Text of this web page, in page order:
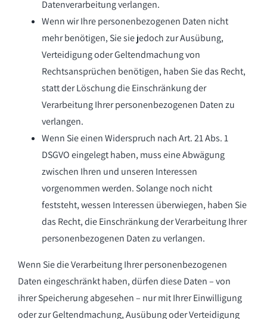
Datenverarbeitung verlangen.
Wenn wir Ihre personenbezogenen Daten nicht
mehr benötigen, Sie sie jedoch zur Ausübung,
Verteidigung oder Geltendmachung von
Rechtsansprüchen benötigen, haben Sie das Recht,
statt der Löschung die Einschränkung der
Verarbeitung Ihrer personenbezogenen Daten zu
verlangen.
Wenn Sie einen Widerspruch nach Art. 21 Abs. 1
DSGVO eingelegt haben, muss eine Abwägung
zwischen Ihren und unseren Interessen
vorgenommen werden. Solange noch nicht
feststeht, wessen Interessen überwiegen, haben Sie
das Recht, die Einschränkung der Verarbeitung Ihrer
personenbezogenen Daten zu verlangen.
Wenn Sie die Verarbeitung Ihrer personenbezogenen
Daten eingeschränkt haben, dürfen diese Daten – von
ihrer Speicherung abgesehen – nur mit Ihrer Einwilligung
oder zur Geltendmachung, Ausübung oder Verteidigung